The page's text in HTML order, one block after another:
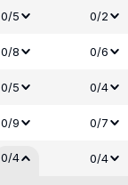
0/5 0/2
0/8 0/6
0/5 0/4
0/9 0/7
0/4 0/4